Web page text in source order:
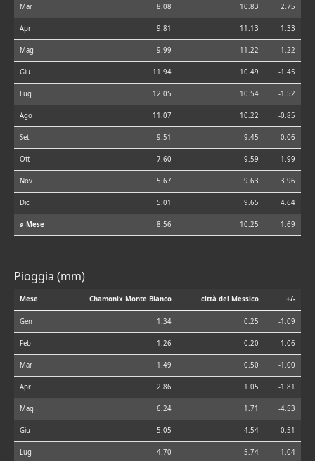
Mar 8.08 10.83 2.75
Apr 9.81 11.13 1.33
Mag 9.99 11.22 1.22
Giu 11.94 10.49 -1.45
Lug 12.05 10.54 -1.52
Ago 11.07 10.22 -0.85
Set 9.51 9.45 -0.06
Ott 7.60 9.59 1.99
Nov 5.67 9.63 3.96
Dic 5.01 9.65 4.64
⌀ Mese 8.56 10.25 1.69
Pioggia (mm)
Mese Chamonix Monte Bianco città del Messico +/-
Gen 1.34 0.25 -1.09
Feb 1.26 0.20 -1.06
Mar 1.49 0.50 -1.00
Apr 2.86 1.05 -1.81
Mag 6.24 1.71 -4.53
Giu 5.05 4.54 -0.51
Lug 4.70 5.74 1.04